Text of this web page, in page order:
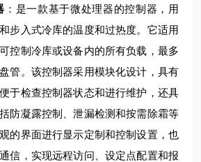
：是一款基于微处理器的控制器，用
步入式冷库的温度和过热度。它适用
控制冷库或设备内的所有负载，最多
管。该控制器采用模块化设计，具有
于检查控制器状态和进行维护，还具
防凝露控制、泄漏检测和按需除霜等
的界面进行显示定制和控制设置，也
信，实现远程访问、设定点配置和报